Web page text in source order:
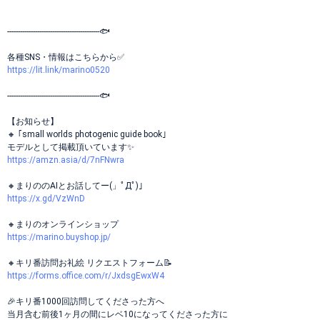
-------------------------------------------🐟
各種SNS・情報はこちらから✅
https://lit.link/marino0520
-------------------------------------------🐟
【お知らせ】
🔸 ｢small worlds photogenic guide book｣
モデルとして掲載頂いています✨️
https://amzn.asia/d/7nFNwra
🔸まりののAIとお話してー(」ﾟДﾟ)」
https://x.gd/VzWnD
🔸まりのオンラインショップ
https://marino.buyshop.jp/
🔸キリ番訪問お礼絵 リクエストフォーム️📝
https://forms.office.com/r/JxdsgEwxW4
🎉キリ番1000回訪問してくださった方へ
当月含む前後1ヶ月の間にレベ10になってくださった方に